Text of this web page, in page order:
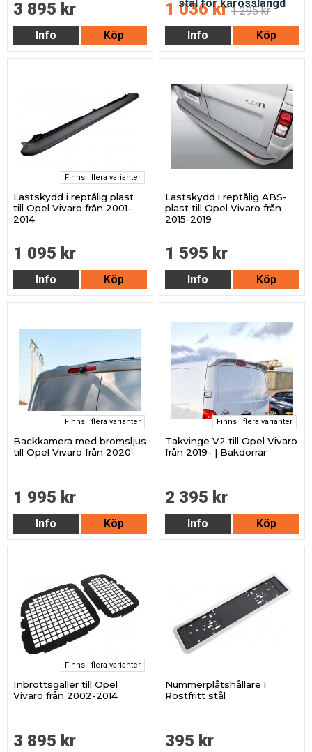
3 895 kr
Info Köp
1 036 kr 1 295 kr
Info
Köp
Finns i flera varianter
Lastskydd i reptålig plast
till Opel Vivaro från 2001-
2014
1 095 kr
Info Köp
Lastskydd i reptålig ABS-
plast till Opel Vivaro från
2015-2019
1 595 kr
Info Köp
Finns i flera varianter
Backkamera med bromsljus
till Opel Vivaro från 2020-
1 995 kr
Info Köp
Finns i flera varianter
Takvinge V2 till Opel Vivaro
från 2019- | Bakdörrar
2 395 kr
Info Köp
Finns i flera varianter
Inbrottsgaller till Opel
Vivaro från 2002-2014
3 895 kr
Nummerplåtshållare i
Rostfritt stål
395 kr